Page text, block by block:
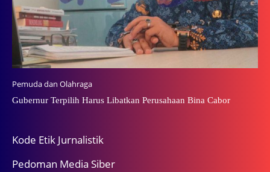
Pemuda dan Olahraga
Gubernur Terpilih Harus Libatkan Perusahaan Bina Cabor
Kode Etik Jurnalistik
Pedoman Media Siber